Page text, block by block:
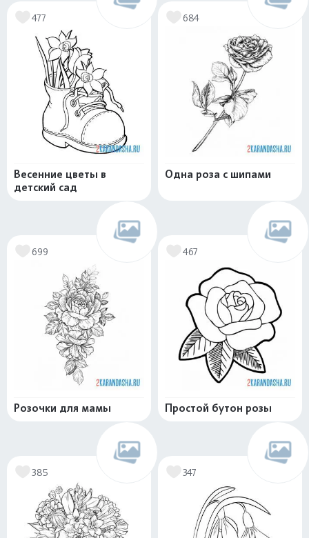
477
Весенние цветы в
детский сад
684
Одна роза с шипами
699
Розочки для мамы
467
Простой бутон розы
385 347